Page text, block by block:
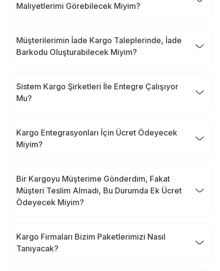
Maliyetlerimi Görebilecek Miyim?
Müşterilerimin İade Kargo Taleplerinde, İade
Barkodu Oluşturabilecek Miyim?
Sistem Kargo Şirketleri İle Entegre Çalışıyor
Mu?
Kargo Entegrasyonları İçin Ücret Ödeyecek
Miyim?
Bir Kargoyu Müşterime Gönderdim, Fakat
Müşteri Teslim Almadı, Bu Durumda Ek Ücret
Ödeyecek Miyim?
Kargo Firmaları Bizim Paketlerimizi Nasıl
Tanıyacak?